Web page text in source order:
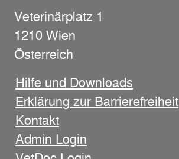
Veterinärplatz 1
1210 Wien
Österreich
Hilfe und Downloads
Erklärung zur Barrierefreiheit
Kontakt
Admin Login